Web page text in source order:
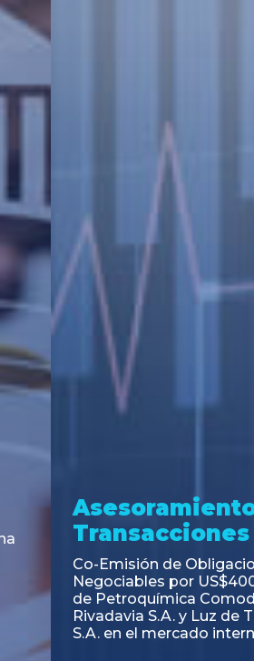
Transacciones
PAGBAM asesoró a
autorización para la
de los Certificados de
del Fideicomiso
Inmobiliario "Espacio